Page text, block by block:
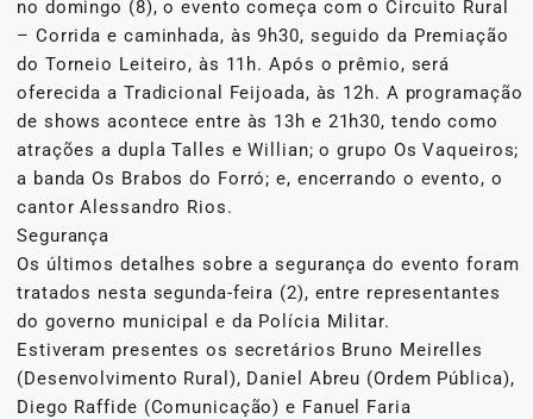
no domingo (8), o evento começa com o Circuito Rural
– Corrida e caminhada, às 9h30, seguido da Premiação
do Torneio Leiteiro, às 11h. Após o prêmio, será
oferecida a Tradicional Feijoada, às 12h. A programação
de shows acontece entre às 13h e 21h30, tendo como
atrações a dupla Talles e Willian; o grupo Os Vaqueiros;
a banda Os Brabos do Forró; e, encerrando o evento, o
cantor Alessandro Rios.
Segurança
Os últimos detalhes sobre a segurança do evento foram
tratados nesta segunda-feira (2), entre representantes
do governo municipal e da Polícia Militar.
Estiveram presentes os secretários Bruno Meirelles
(Desenvolvimento Rural), Daniel Abreu (Ordem Pública),
Diego Raffide (Comunicação) e Fanuel Faria